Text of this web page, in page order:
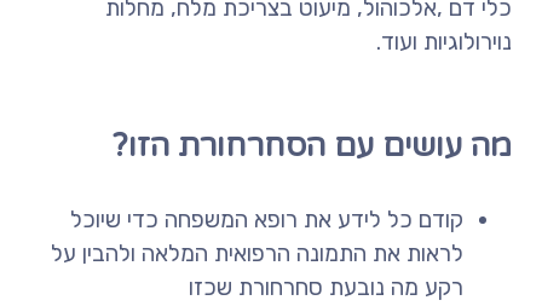
כלי דם ,אלכוהול, מיעוט בצריכת מלח, מחלות
נוירולוגיות ועוד.
מה עושים עם הסחרחורת הזו?
קודם כל לידע את רופא המשפחה כדי שיוכל
לראות את התמונה הרפואית המלאה ולהבין על
רקע מה נובעת סחרחורת שכזו